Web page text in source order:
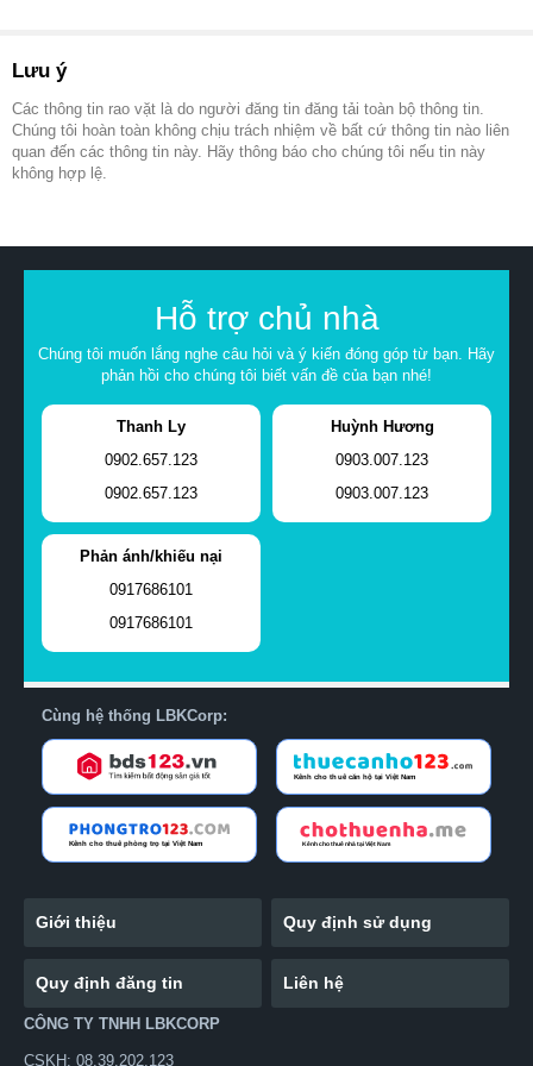
Lưu ý
Các thông tin rao vặt là do người đăng tin đăng tải toàn bộ thông tin.
Chúng tôi hoàn toàn không chịu trách nhiệm về bất cứ thông tin nào liên
quan đến các thông tin này. Hãy thông báo cho chúng tôi nếu tin này
không hợp lệ.
Hỗ trợ chủ nhà
Chúng tôi muốn lắng nghe câu hỏi và ý kiến đóng góp từ bạn. Hãy
phản hồi cho chúng tôi biết vấn đề của bạn nhé!
Thanh Ly
0902.657.123
0902.657.123
Huỳnh Hương
0903.007.123
0903.007.123
Phản ánh/khiếu nại
0917686101
0917686101
Cùng hệ thống LBKCorp:
Giới thiệu Quy định sử dụng
Quy định đăng tin Liên hệ
CÔNG TY TNHH LBKCORP
CSKH: 08.39.202.123